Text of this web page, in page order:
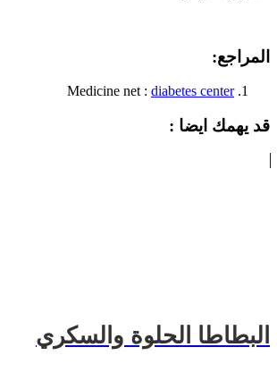
المراجع:
Medicine net : diabetes center
قد يهمك ايضا :
البطاطا الحلوة والسكري